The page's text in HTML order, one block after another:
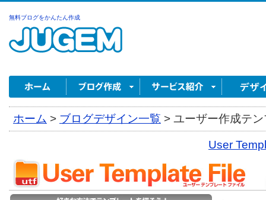
無料ブログをかんたん作成
ホーム > ブログデザイン一覧 > ユーザー作成テ
User